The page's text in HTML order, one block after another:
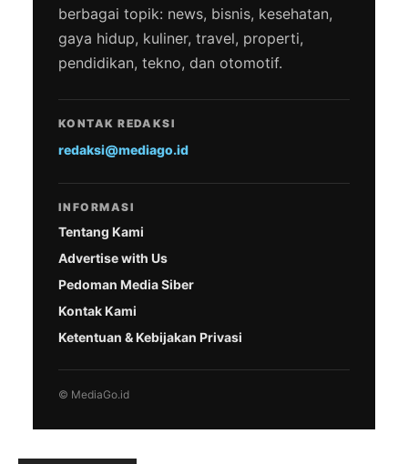
berbagai topik: news, bisnis, kesehatan,
gaya hidup, kuliner, travel, properti,
pendidikan, tekno, dan otomotif.
KONTAK REDAKSI
redaksi@mediago.id
INFORMASI
Tentang Kami
Advertise with Us
Pedoman Media Siber
Kontak Kami
Ketentuan & Kebijakan Privasi
© MediaGo.id